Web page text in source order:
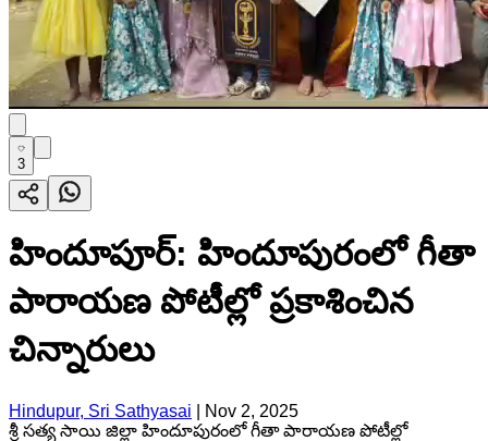
3
హిందూపూర్‌: హిందూపురంలో గీతా
పారాయణ పోటీల్లో ప్రకాశించిన
చిన్నారులు
Hindupur, Sri Sathyasai
Nov 2, 2025
శ్రీ సత్య సాయి జిల్లా హిందూపురంలో గీతా పారాయణ పోటీల్లో